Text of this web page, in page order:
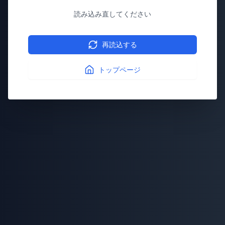
読み込み直してください
再読込する
トップページ